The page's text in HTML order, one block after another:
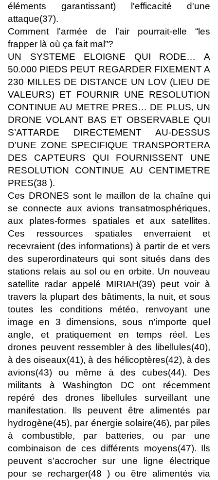
éléments garantissant) l'efficacité d'une
attaque(37).
Comment l'armée de l'air pourrait-elle “les
frapper là où ça fait mal”?
UN SYSTEME ELOIGNE QUI RODE… A
50.000 PIEDS PEUT REGARDER FIXEMENT A
230 MILLES DE DISTANCE UN LOV (LIEU DE
VALEURS) ET FOURNIR UNE RESOLUTION
CONTINUE AU METRE PRES… DE PLUS, UN
DRONE VOLANT BAS ET OBSERVABLE QUI
S’ATTARDE DIRECTEMENT AU-DESSUS
D’UNE ZONE SPECIFIQUE TRANSPORTERA
DES CAPTEURS QUI FOURNISSENT UNE
RESOLUTION CONTINUE AU CENTIMETRE
PRES(38 ).
Ces DRONES sont le maillon de la chaîne qui
se connecte aux avions transatmosphériques,
aux plates-formes spatiales et aux satellites.
Ces ressources spatiales enverraient et
recevraient (des informations) à partir de et vers
des superordinateurs qui sont situés dans des
stations relais au sol ou en orbite. Un nouveau
satellite radar appelé MIRIAH(39) peut voir à
travers la plupart des bâtiments, la nuit, et sous
toutes les conditions météo, renvoyant une
image en 3 dimensions, sous n'importe quel
angle, et pratiquement en temps réel. Les
drones peuvent ressembler à des libellules(40),
à des oiseaux(41), à des hélicoptères(42), à des
avions(43) ou même à des cubes(44). Des
militants à Washington DC ont récemment
repéré des drones libellules surveillant une
manifestation. Ils peuvent être alimentés par
hydrogène(45), par énergie solaire(46), par piles
à combustible, par batteries, ou par une
combinaison de ces différents moyens(47). Ils
peuvent s’accrocher sur une ligne électrique
pour se recharger(48 ) ou être alimentés via